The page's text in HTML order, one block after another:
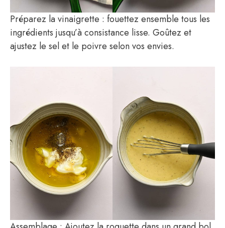
Préparez la vinaigrette : fouettez ensemble tous les
ingrédients jusqu’à consistance lisse. Goûtez et
ajustez le sel et le poivre selon vos envies.